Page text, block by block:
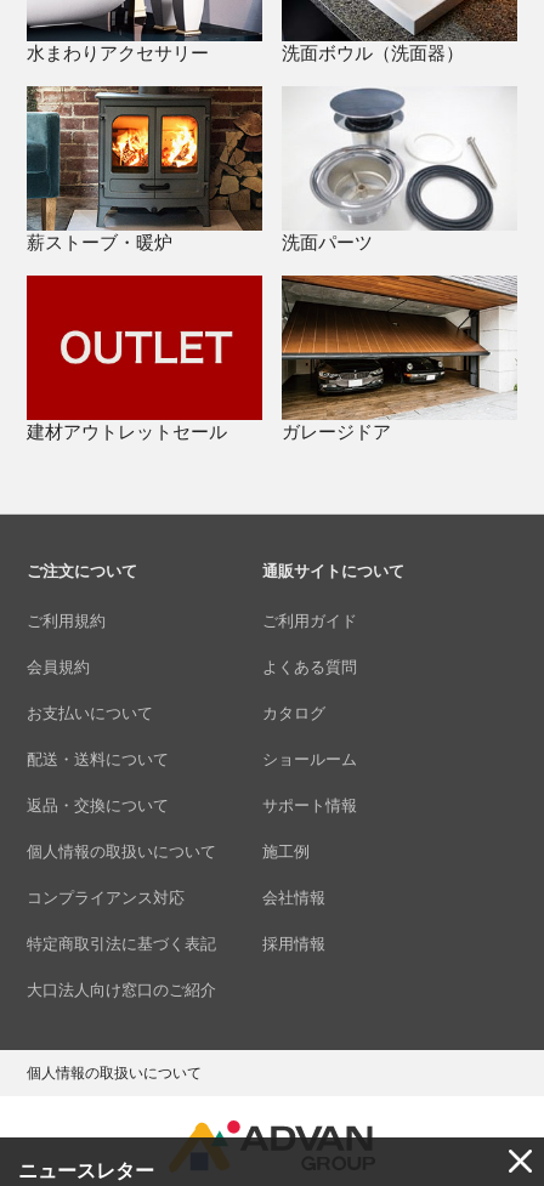
ニュースレター
洗面ボウル（洗面器）
水まわりアクセサリー
洗面パーツ
薪ストーブ・暖炉
ガレージドア
建材アウトレットセール
ご注文について
ご利用規約
会員規約
お支払いについて
配送・送料について
返品・交換について
個人情報の取扱いについて
コンプライアンス対応
特定商取引法に基づく表記
大口法人向け窓口のご紹介
通販サイトについて
ご利用ガイド
よくある質問
カタログ
ショールーム
サポート情報
施工例
会社情報
採用情報
個人情報の取扱いについて